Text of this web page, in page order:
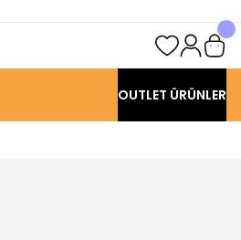
OUTLET ÜRÜNLER